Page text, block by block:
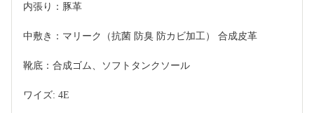
内張り：豚革
中敷き：マリーク（抗菌 防臭 防カビ加工） 合成皮革
靴底：合成ゴム、ソフトタンクソール
ワイズ: 4E